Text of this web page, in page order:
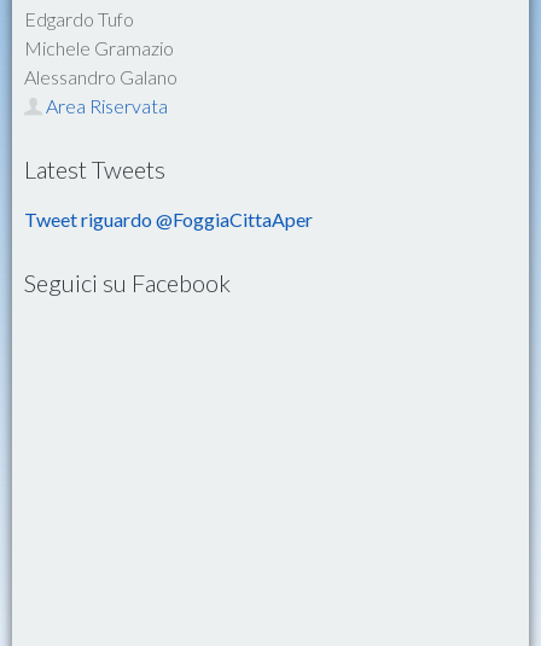
Edgardo Tufo
Michele Gramazio
Alessandro Galano
Area Riservata
Latest Tweets
Tweet riguardo @FoggiaCittaAper
Seguici su Facebook